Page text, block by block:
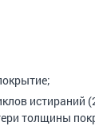
истираний
толщины